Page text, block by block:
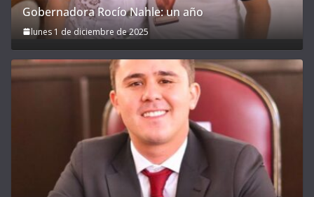
Gobernadora Rocío Nahle: un año
lunes 1 de diciembre de 2025